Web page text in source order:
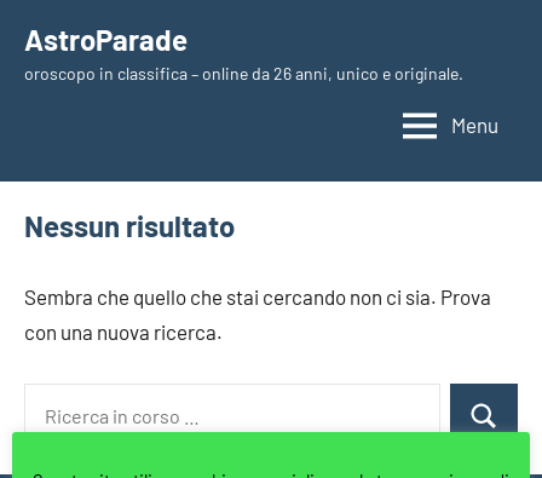
contenuto
AstroParade
oroscopo in classifica – online da 26 anni, unico e originale.
Menu
Nessun risultato
Sembra che quello che stai cercando non ci sia. Prova
con una nuova ricerca.
per:
Cerca